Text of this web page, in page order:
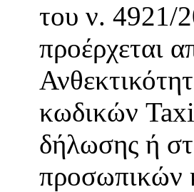
του ν. 4921/
προέρχεται
κωδικών
δήλωσης ή
προσωπικών